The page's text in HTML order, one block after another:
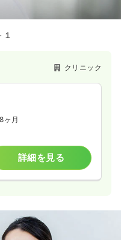
クリニック
ヶ月
詳細を見る